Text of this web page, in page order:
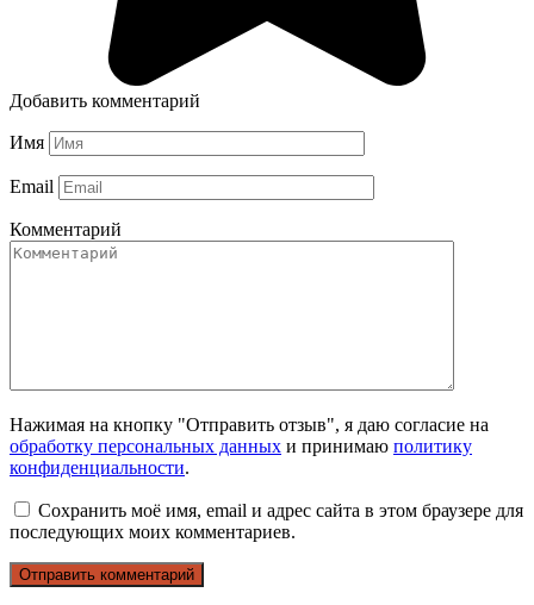
Добавить комментарий
Имя
Email
Комментарий
Нажимая на кнопку "Отправить отзыв", я даю согласие на
обработку персональных данных и принимаю политику
конфиденциальности.
Сохранить моё имя, email и адрес сайта в этом браузере для
последующих моих комментариев.